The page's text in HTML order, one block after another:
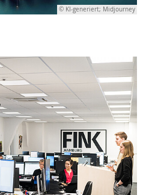
© KI-generiert; Midjourney